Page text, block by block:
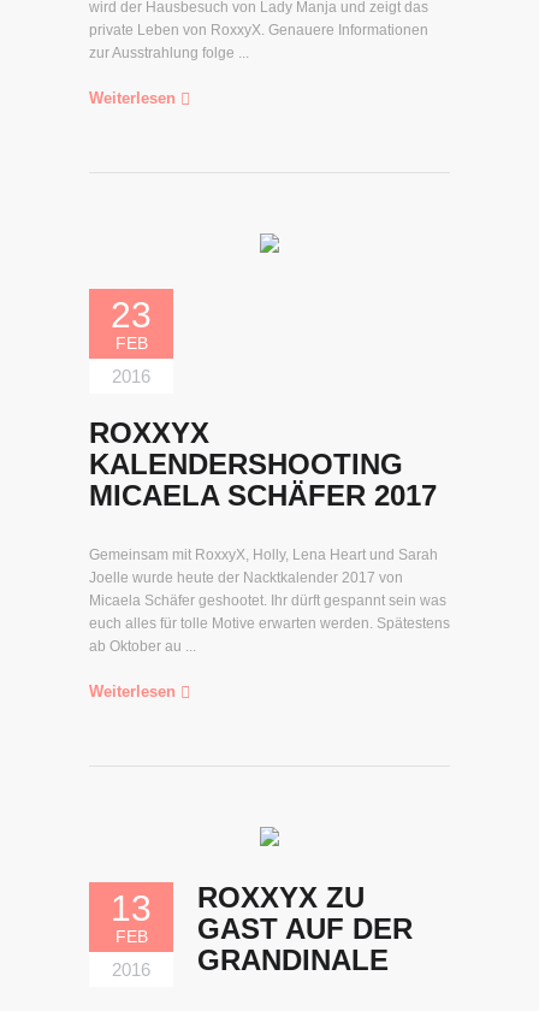
wird der Hausbesuch von Lady Manja und zeigt das
private Leben von RoxxyX. Genauere Informationen
zur Ausstrahlung folge ...
Weiterlesen
23
FEB
2016
ROXXYX
KALENDERSHOOTING
MICAELA SCHÄFER 2017
Gemeinsam mit RoxxyX, Holly, Lena Heart und Sarah
Joelle wurde heute der Nacktkalender 2017 von
Micaela Schäfer geshootet. Ihr dürft gespannt sein was
euch alles für tolle Motive erwarten werden. Spätestens
ab Oktober au ...
Weiterlesen
13
FEB
2016
ROXXYX ZU
GAST AUF DER
GRANDINALE